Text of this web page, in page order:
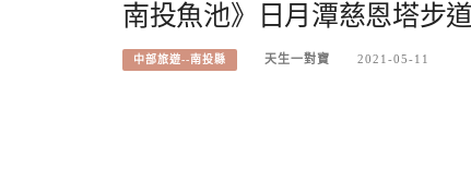
南投魚池》日月潭慈恩塔步
中部旅遊--南投縣 天生一對寶 2021-05-11